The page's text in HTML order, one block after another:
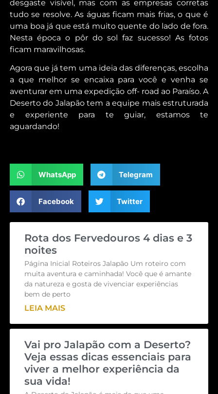
desgaste visível, mas com as empresas corretas
tudo se resolve. As águas ficam mais frias, o que é
uma boa já que está muito quente do lado de fora.
Nesta época o pôr do sol faz sucesso! As fotos
ficam maravilhosas.
Agora que já tem uma ideia das diferenças, escolha
a que melhor se encaixa para você e venha se
aventurar em uma expedição off- road ao Paraíso. A
Deserto do Jalapão tem a equipe mais estruturada
e experiente para te guiar, estamos te
aguardando!
WhatsApp Telegram
Facebook Twitter
Rota dos Fervedouros 4 dias e 3
noites
Página Inicial Roteiros Jalapão Um roteiro com
muita aventura e caminhada! Você que é amante
da natureza e gosta de vivenciar experiências
bem de perto
LEIA MAIS
Vai pro Jalapão com a Deserto?
Veja essas dicas essenciais para
viver a melhor experiência da
sua vida!